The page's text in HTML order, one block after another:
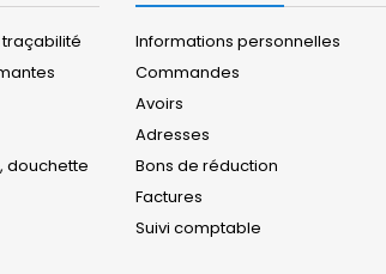
douchette
Informations personnelles
Commandes
Avoirs
Adresses
Bons de réduction
Factures
Suivi comptable